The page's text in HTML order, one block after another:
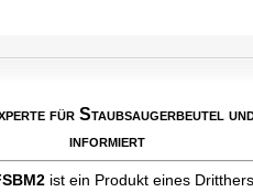
für Staubsaugerbeutel
informiert
ist ein Produkt eines